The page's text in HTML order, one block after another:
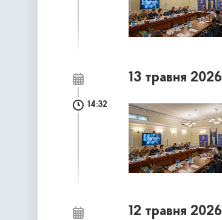
13 травня 2026
14:32
12 травня 2026